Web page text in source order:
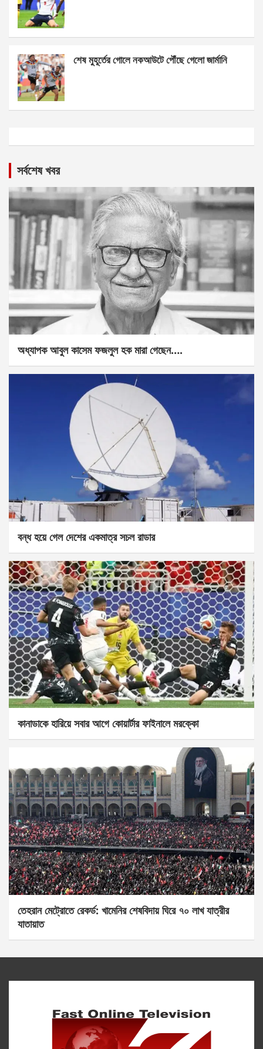
শেষ মুহূর্তের গোলে নকআউটে পৌঁছে গেলো জার্মানি
সর্বশেষ খবর
অধ্যাপক আবুল কাসেম ফজলুল হক মারা গেছেন….
বন্ধ হয়ে গেল দেশের একমাত্র সচল রাডার
কানাডাকে হারিয়ে সবার আগে কোয়ার্টার ফাইনালে মরক্কো
তেহরান মেট্রোতে রেকর্ড: খামেনির শেষবিদায় ঘিরে ৭০ লাখ যাত্রীর
যাতায়াত